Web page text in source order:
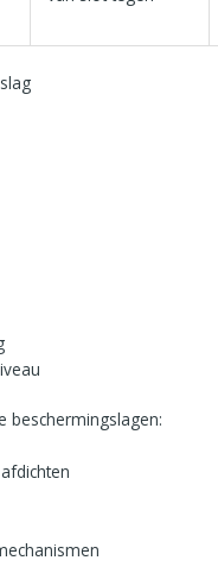
beschermingslagen: